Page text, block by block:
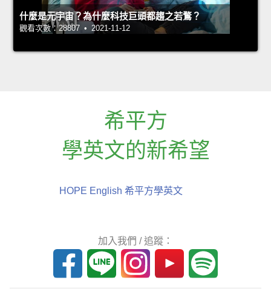
什麼是元宇宙？為什麼科技巨頭都趨之若鶩？
觀看次數：28807 • 2021-11-12
希平方
學英文的新希望
HOPE English 希平方學英文
加入我們 / 追蹤：